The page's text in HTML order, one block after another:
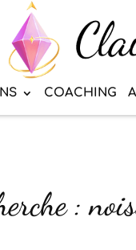
COACHING
: